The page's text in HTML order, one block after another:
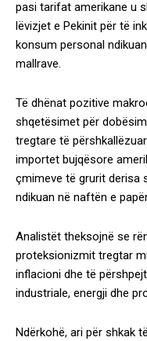
pasi tarifat amerikane u
lëvizjet e Pekinit për të
konsum personal
mallrave.
Të dhënat pozitive
shqetësimet për
tregtare të
importet bujqësore
çmimeve të grurit derisa
ndikuan në naftën e
Analistët theksojnë se
proteksionizmit tregtar
inflacioni dhe të
industriale, energji dhe
Ndërkohë, ari për shkak